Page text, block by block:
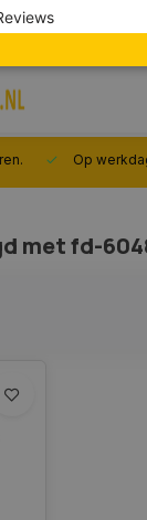
Op
met fd-